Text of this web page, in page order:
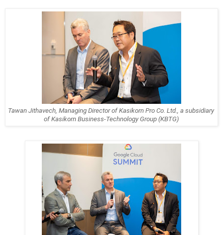
Tawan Jithavech, Managing Director of Kasikorn Pro Co. Ltd., a subsidiary
of Kasikorn Business-Technology Group (KBTG)